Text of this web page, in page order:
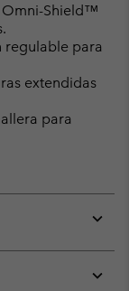
Omni-Shield™
regulable para
extendidas
para
or